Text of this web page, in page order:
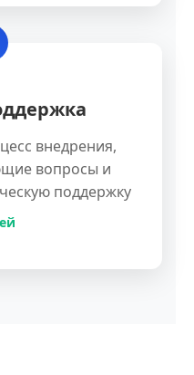
внедрения,
вопросы и
поддержку